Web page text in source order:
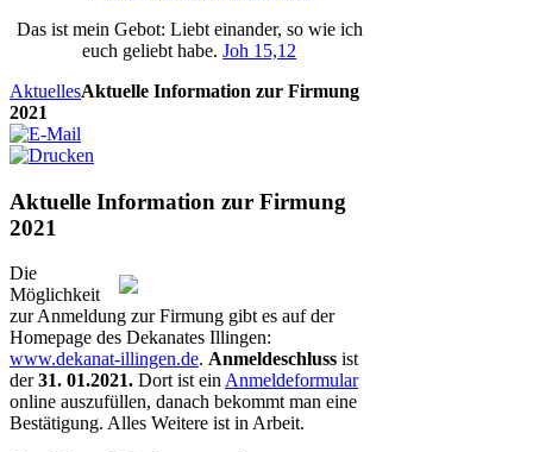
Das ist mein Gebot: Liebt einander, so wie ich
euch geliebt habe.Joh 15,12
AktuellesAktuelle Information zur Firmung
2021
Aktuelle Information zur Firmung
2021
Die
Möglichkeit
zur Anmeldung zur Firmung gibt es auf der
Homepage des Dekanates Illingen:
www.dekanat-illingen.de. Anmeldeschluss ist
der31. 01.2021. Dort ist einAnmeldeformular
online auszufüllen, danach bekommt man eine
Bestätigung. Alles Weitere ist in Arbeit.